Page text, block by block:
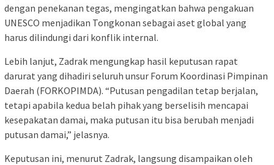
dengan penekanan tegas, mengingatkan bahwa pengakuan
UNESCO menjadikan Tongkonan sebagai aset global yang
harus dilindungi dari konflik internal.
Lebih lanjut, Zadrak mengungkap hasil keputusan rapat
darurat yang dihadiri seluruh unsur Forum Koordinasi Pimpinan
Daerah (FORKOPIMDA). “Putusan pengadilan tetap berjalan,
tetapi apabila kedua belah pihak yang berselisih mencapai
kesepakatan damai, maka putusan itu bisa berubah menjadi
putusan damai,” jelasnya.
Keputusan ini, menurut Zadrak, langsung disampaikan oleh